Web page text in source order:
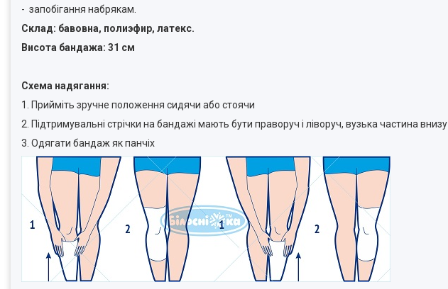
- запобігання набрякам.
Склад: бавовна, полиэфир, латекс.
Висота бандажа: 31 см
Схема надягання:
1. Прийміть зручне положення сидячи або стоячи
2. Підтримувальні стрічки на бандажі мають бути праворуч і ліворуч, вузька частина внизу
3. Одягати бандаж як панчіх